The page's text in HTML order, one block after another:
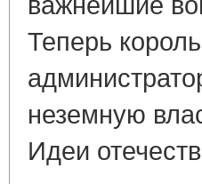
Теперь
неземную
Идеи